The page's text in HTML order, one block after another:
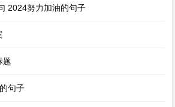
途中遇见两个小孩儿在争辩，便
.
：“我认为太阳刚升起来时离人
2024努力加油的句子
题
句子